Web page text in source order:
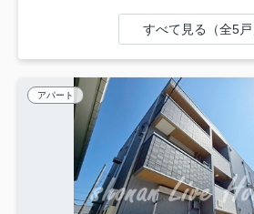
すべて見る（全5戸
アパート